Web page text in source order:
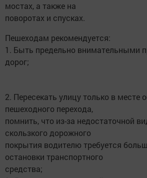
мостах, а также на
поворотах и спусках.
Пешеходам рекомендуется:
1. Быть предельно внимательными
дорог;
2. Пересекать улицу только в месте
пешеходного перехода,
помнить, что из-за недостаточной
скользкого дорожного
покрытия водителю требуется
остановки транспортного
средства;